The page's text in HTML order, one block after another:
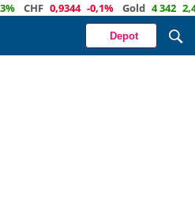
CHF 0,9344 -0,1% Gold 4 342 2,4%
Depot